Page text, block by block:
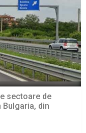
sectoare de
din